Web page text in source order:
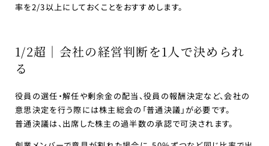
率を2/3以上にしておくことをおすすめします。
1/2超｜会社の経営判断を1人で決められ
る
役員の選任・解任や剰余金の配当、役員の報酬決定など、会社の
意思決定を行う際には株主総会の「普通決議」が必要です。
普通決議は、出席した株主の過半数の承認で可決されます。